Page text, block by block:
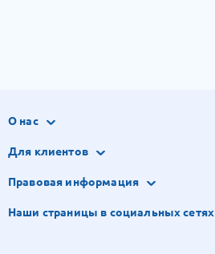
О нас
Для клиентов
Правовая информация
Наши страницы в социальных сетях